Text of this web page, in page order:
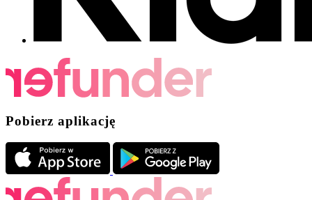
Pobierz aplikację